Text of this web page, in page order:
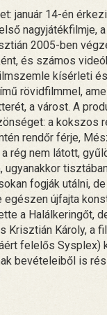
január 14-én
nagyjátékfilmje,
2005-ben
és számos
kísérleti
rövidfilmmel,
a várost. A
a kokszos
rendőr férje,
rég nem látott,
fogják utálni,
újfajta
a Halálkeringőt,
Krisztián Károly, a
felelős
bevételeiből is